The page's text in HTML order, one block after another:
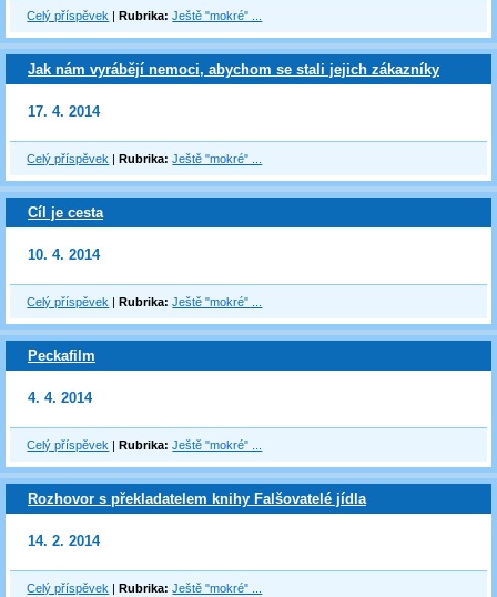
Celý příspěvek |Rubrika: Ještě "mokré" ...
Jak nám vyrábějí nemoci, abychom se stali jejich zákazníky
17. 4. 2014
Celý příspěvek |Rubrika: Ještě "mokré" ...
Cíl je cesta
10. 4. 2014
Celý příspěvek |Rubrika: Ještě "mokré" ...
Peckafilm
4. 4. 2014
Celý příspěvek |Rubrika: Ještě "mokré" ...
Rozhovor s překladatelem knihy Falšovatelé jídla
14. 2. 2014
Celý příspěvek |Rubrika: Ještě "mokré" ...